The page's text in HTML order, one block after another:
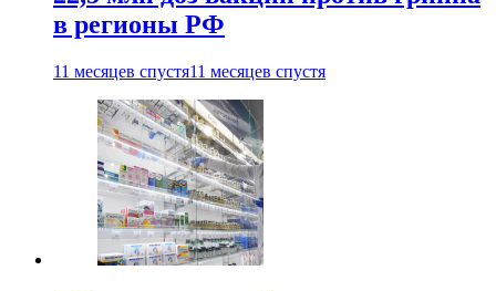
в регионы РФ
11 месяцев спустя11 месяцев спустя